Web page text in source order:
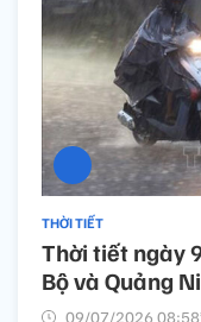
THỜI TIẾT
Thời tiết ngày
Bộ và Quảng
09/07/2026 08:58’